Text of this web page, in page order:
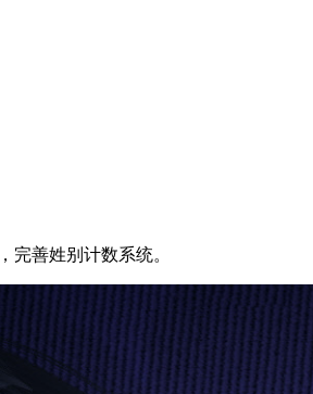
完善姓别计数系统。